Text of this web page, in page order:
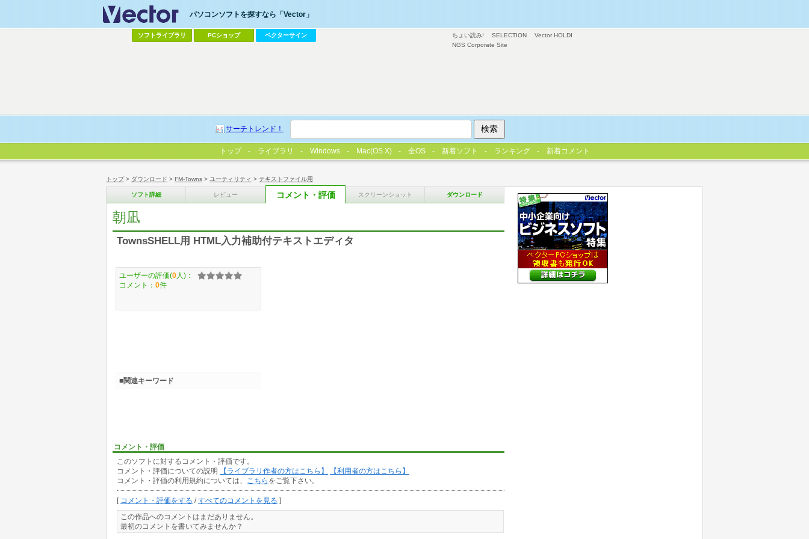
トップ> ダウンロード > FM-Towns > ユーティリティ > テキストファイル用
ソフト詳細 レビュー コメント・評価 スクリーンショット ダウンロード
朝凪
TownsSHELL用 HTML入力補助付テキストエディタ
コメント・評価
このソフトに対するコメント・評価です。
コメント・評価についての説明
【ライブラリ作者の方はこちら】
【利用者の方はこちら】
コメント・評価の利用規約については、
こちら をご覧下さい。
[ コメント・評価をする /すべてのコメントを見る ]
この作品へのコメントはまだありません。
最初のコメントを書いてみませんか？
ユーザーの評価(0 人)：
コメント： 0件
■関連キーワード
ちょい読み! SELECTION
Vector HOLDI
NGS Corporate Site
パソコンソフトを探すなら「Vector」
ソフトライブラリ PCショップ ベクターサイン
サーチトレンド！
トップ ライブラリ Windows Mac(OS X) 全OS 新着ソフト ランキング 新着コメント